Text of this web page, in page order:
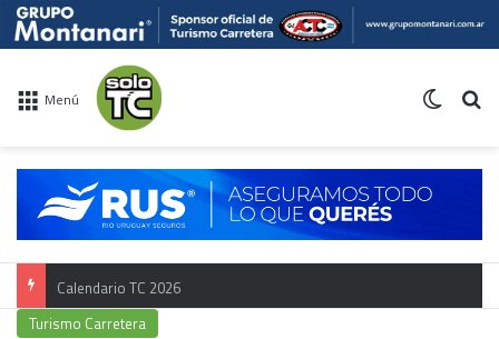
Menú
Calendario TC 2026
Turismo Carretera